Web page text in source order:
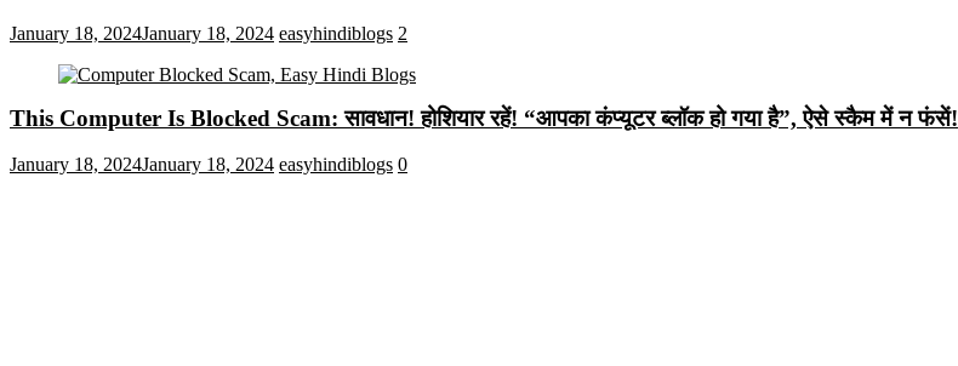
January 18, 2024January 18, 2024 easyhindiblogs 2
This Computer Is Blocked Scam: सावधान! होशियार रहें! “आपका कंप्यूटर ब्लॉक हो गया है”, ऐसे स्कैम में न फंसें!
January 18, 2024January 18, 2024 easyhindiblogs 0